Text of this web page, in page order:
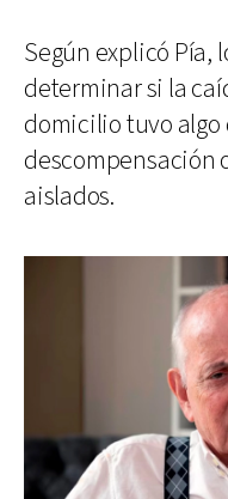
Según explicó Pía,
determinar si la
domicilio tuvo algo
descompensación
aislados.